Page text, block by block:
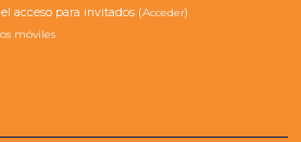
acceso para invitados (Acceder)
móviles